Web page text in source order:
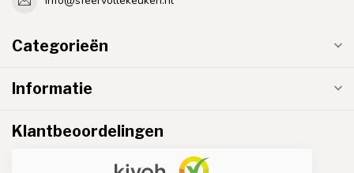
Categorieën
Informatie
Klantbeoordelingen